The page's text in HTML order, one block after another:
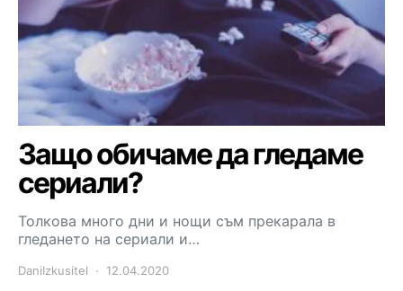
Защо обичаме да гледаме
сериали?
Толкова много дни и нощи съм прекарала в
гледането на сериали и…
DaniIzkusitel 12.04.2020